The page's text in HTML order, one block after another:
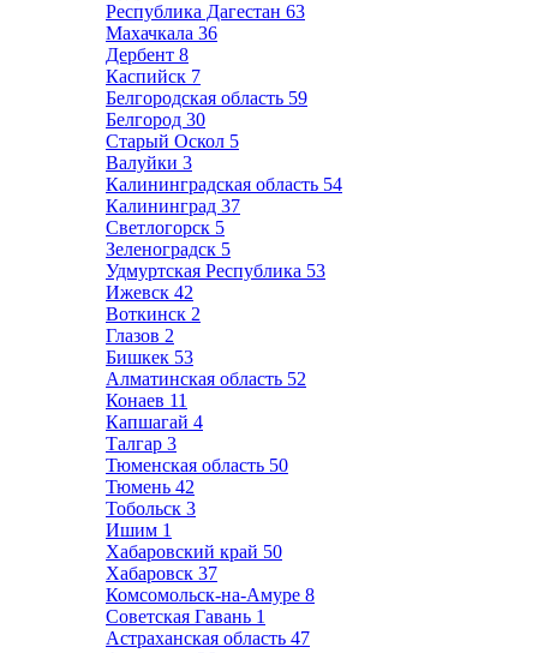
Республика Дагестан 63
Махачкала 36
Дербент 8
Каспийск 7
Белгородская область 59
Белгород 30
Старый Оскол 5
Валуйки 3
Калининградская область 54
Калининград 37
Светлогорск 5
Зеленоградск 5
Удмуртская Республика 53
Ижевск 42
Воткинск 2
Глазов 2
Бишкек 53
Алматинская область 52
Конаев 11
Капшагай 4
Талгар 3
Тюменская область 50
Тюмень 42
Тобольск 3
Ишим 1
Хабаровский край 50
Хабаровск 37
Комсомольск-на-Амуре 8
Советская Гавань 1
Астраханская область 47